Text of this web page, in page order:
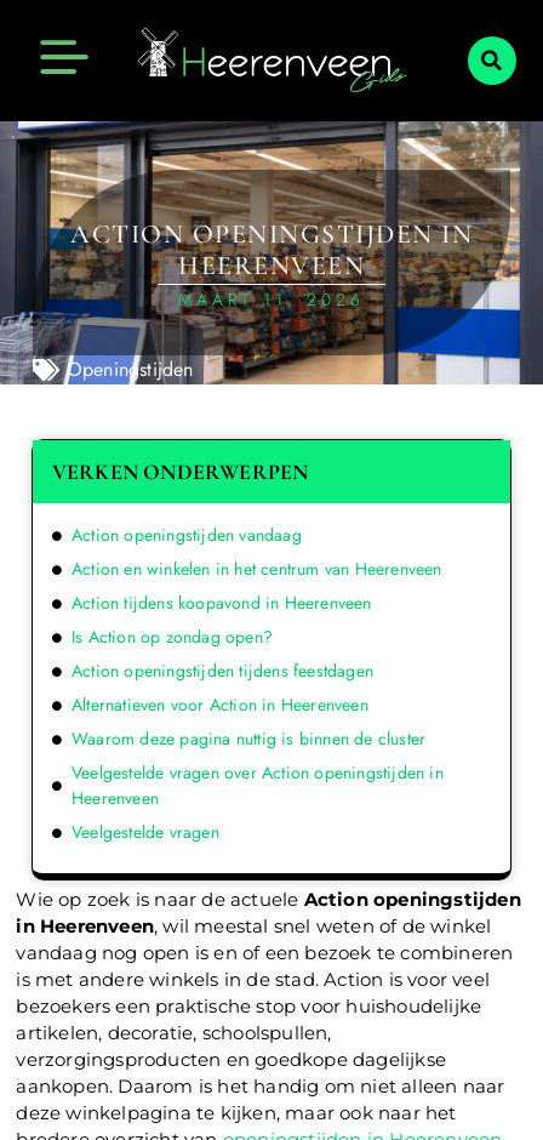
ACTION OPENINGSTIJDEN IN
HEERENVEEN
MAART 11, 2026
Openingstijden
Wie op zoek is naar de actuele Action openingstijden
in Heerenveen, wil meestal snel weten of de winkel
vandaag nog open is en of een bezoek te combineren
is met andere winkels in de stad. Action is voor veel
bezoekers een praktische stop voor huishoudelijke
artikelen, decoratie, schoolspullen,
verzorgingsproducten en goedkope dagelijkse
aankopen. Daarom is het handig om niet alleen naar
deze winkelpagina te kijken, maar ook naar het
VERKEN ONDERWERPEN
Action openingstijden vandaag
Action en winkelen in het centrum van Heerenveen
Action tijdens koopavond in Heerenveen
Is Action op zondag open?
Action openingstijden tijdens feestdagen
Alternatieven voor Action in Heerenveen
Waarom deze pagina nuttig is binnen de cluster
Veelgestelde vragen over Action openingstijden in
Heerenveen
Veelgestelde vragen